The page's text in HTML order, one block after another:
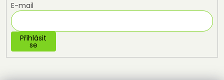
E-mail
Přihlásit
se